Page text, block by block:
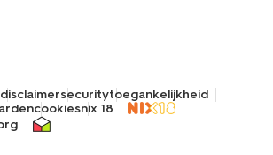
disclaimersecuritytoegankelijkheid
cookiesnix 18